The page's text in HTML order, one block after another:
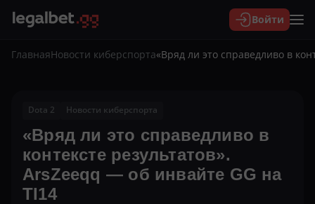
Войти
ГлавнаяНовости киберспорта«Вряд ли это справедливо в
Dota 2 Новости киберспорта
«Вряд ли это справедливо в
контексте результатов».
ArsZeeqq — об инвайте GG на
TI14